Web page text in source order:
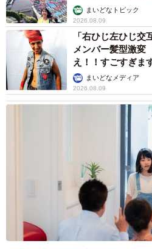
まいどなトピック
2026.08.09
「右ひじ左ひじ
メンバー髪型激変
え！！すごすぎま
まいどなメディア
2026.08.09